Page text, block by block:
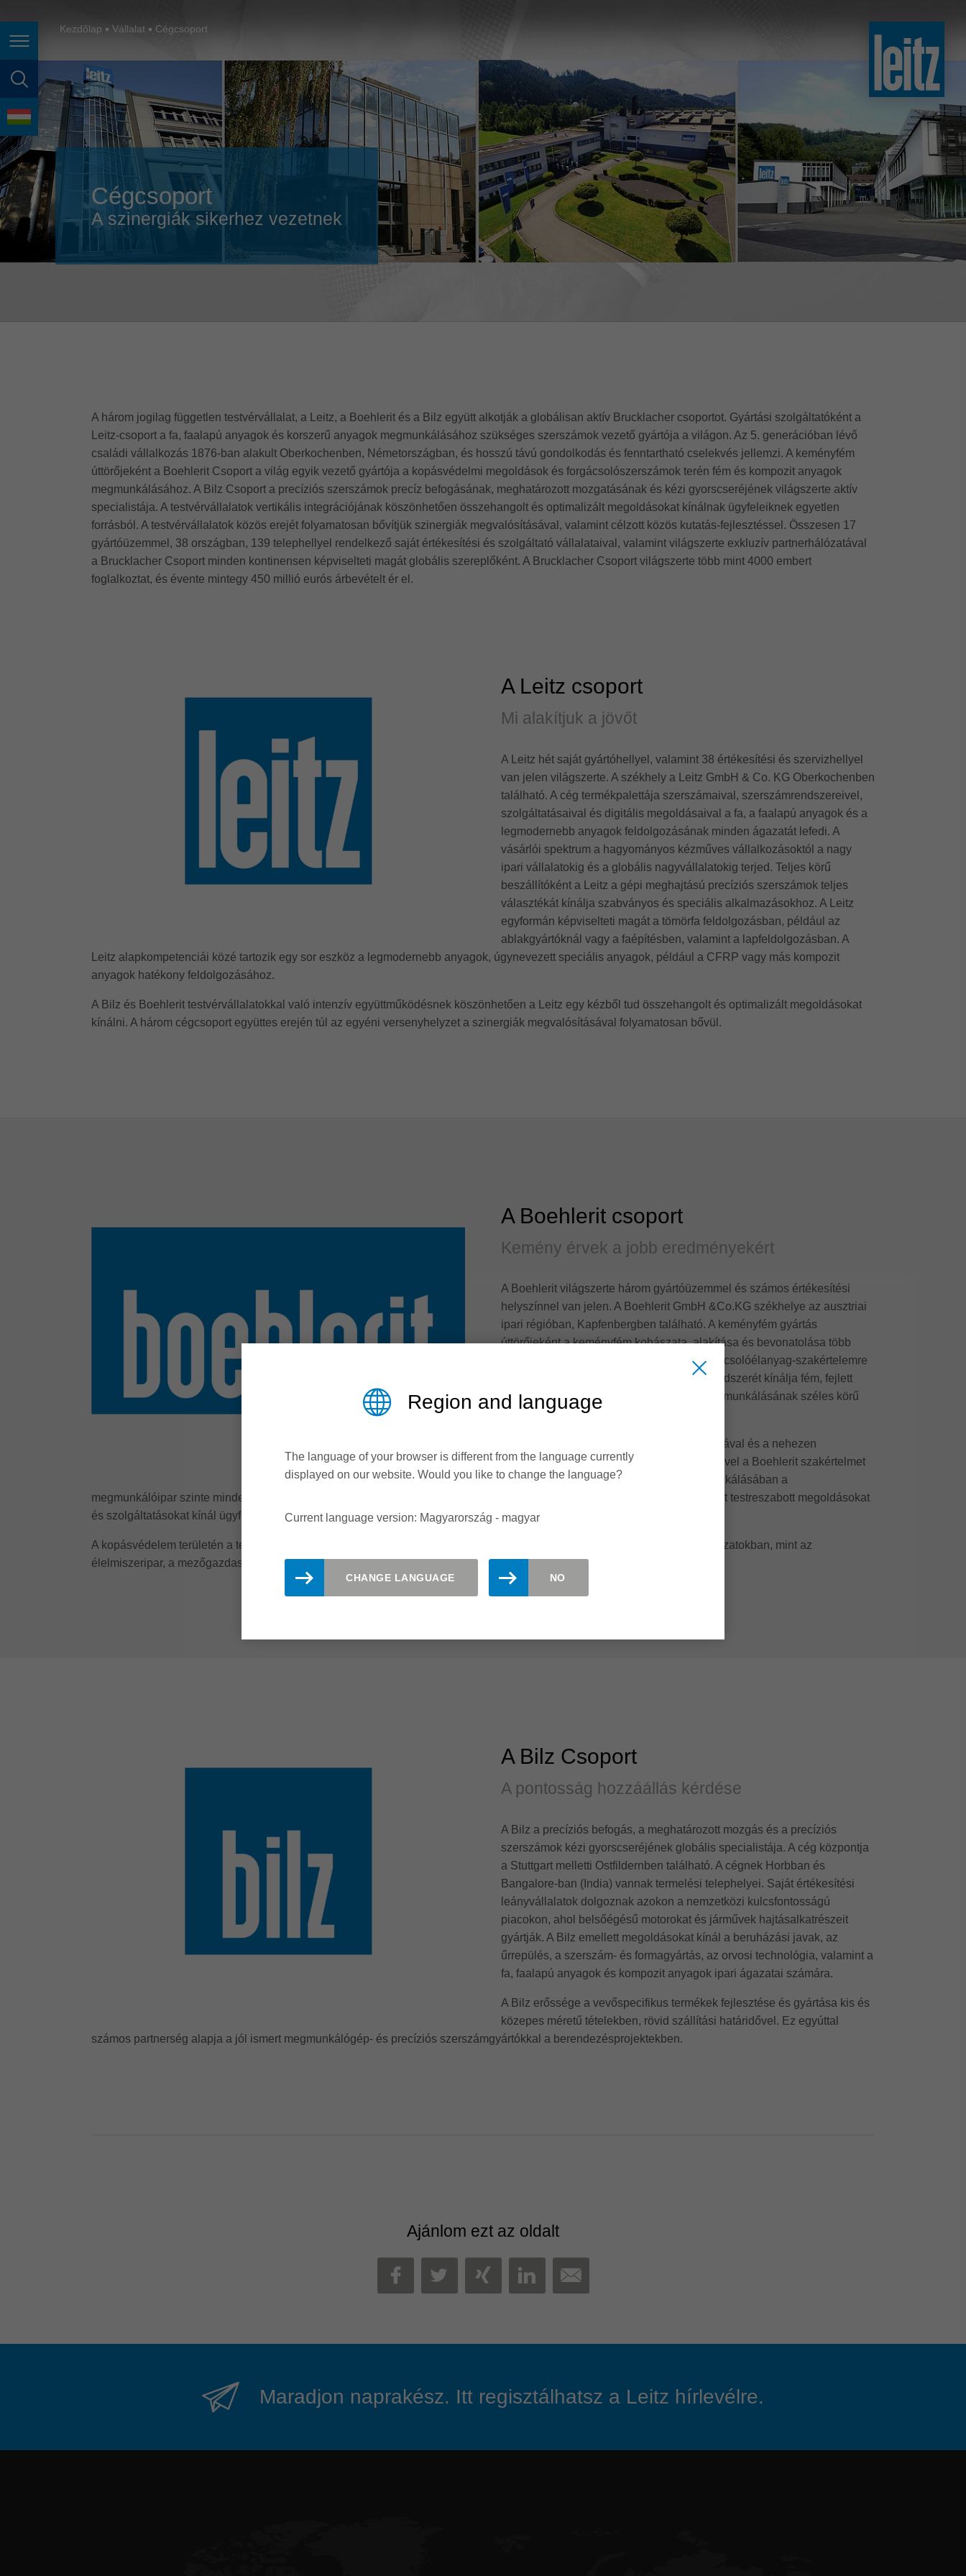
Oldalnavigáció
oldal keresése
nyelv
Great Britain english
Italia italiano
India english
Japan (日本) 日本語
Lietuva english
Magyarország
Malaysia
México
Türkiye türkçe
USA english
Việt Nam tiếng việt
中国
ประเทศไทย ไทย
Україна yкраїнська
Kezdőlap Vállalat Cégcsoport
Cégcsoport
A szinergiák sikerhez vezetnek
A három jogilag független testvérvállalat, a Leitz, a Boehlerit és a Bilz együtt alkotják a globálisan aktív Brucklacher csoportot. Gyártási szolgáltatóként a
Leitz-csoport a fa, faalapú anyagok és korszerű anyagok megmunkálásához szükséges szerszámok vezető gyártója a világon. Az 5. generációban lévő
családi vállalkozás 1876-ban alakult Oberkochenben, Németországban, és hosszú távú gondolkodás és fenntartható cselekvés jellemzi. A keményfém
úttörőjeként a Boehlerit Csoport a világ egyik vezető gyártója a kopásvédelmi megoldások és forgácsolószerszámok terén fém és kompozit anyagok
megmunkálásához. A Bilz Csoport a precíziós szerszámok precíz befogásának, meghatározott mozgatásának és kézi gyorscseréjének világszerte aktív
specialistája. A testvérvállalatok vertikális integrációjának köszönhetően összehangolt és optimalizált megoldásokat kínálnak ügyfeleiknek egyetlen
forrásból. A testvérvállalatok közös erejét folyamatosan bővítjük szinergiák megvalósításával, valamint célzott közös kutatás-fejlesztéssel. Összesen 17
gyártóüzemmel, 38 országban, 139 telephellyel rendelkező saját értékesítési és szolgáltató vállalataival, valamint világszerte exkluzív partnerhálózatával
a Brucklacher Csoport minden kontinensen képviselteti magát globális szereplőként. A Brucklacher Csoport világszerte több mint 4000 embert
foglalkoztat, és évente mintegy 450 millió eurós árbevételt ér el.
A Leitz csoport
Mi alakítjuk a jövőt
A Leitz hét saját gyártóhellyel, valamint 38 értékesítési és szervizhellyel
van jelen világszerte. A székhely a Leitz GmbH & Co. KG Oberkochenben
található. A cég termékpalettája szerszámaival, szerszámrendszereivel,
szolgáltatásaival és digitális megoldásaival a fa, a faalapú anyagok és a
legmodernebb anyagok feldolgozásának minden ágazatát lefedi. A
vásárlói spektrum a hagyományos kézműves vállalkozásoktól a nagy
ipari vállalatokig és a globális nagyvállalatokig terjed. Teljes körű
beszállítóként a Leitz a gépi meghajtású precíziós szerszámok teljes
választékát kínálja szabványos és speciális alkalmazásokhoz. A Leitz
egyformán képviselteti magát a tömörfa feldolgozásban, például az
ablakgyártóknál vagy a faépítésben, valamint a lapfeldolgozásban. A
Leitz alapkompetenciái közé tartozik egy sor eszköz a legmodernebb anyagok, úgynevezett speciális anyagok, például a CFRP vagy más kompozit
anyagok hatékony feldolgozásához.
A Bilz és Boehlerit testvérvállalatokkal való intenzív együttműködésnek köszönhetően a Leitz egy kézből tud összehangolt és optimalizált megoldásokat
kínálni. A három cégcsoport együttes erején túl az egyéni versenyhelyzet a szinergiák megvalósításával folyamatosan bővül.
A Boehlerit csoport
Kemény érvek a jobb eredményekért
A Boehlerit világszerte három gyártóüzemmel és számos értékesítési
helyszínnel van jelen. A Boehlerit GmbH &Co.KG székhelye az ausztriai
ipari régióban, Kapfenbergben található. A keményfém gyártás
úttörőjeként a keményfém kohászata, alakítása és bevonatolása több
mint 90 éve a vállalat fő profilja. Erre a forgácsolóélanyag-szakértelemre
alapozva a Boehlerit szerszámok átfogó rendszerét kínálja fém, fejlett
anyagok vagy fa, standard és speciális megmunkálásának széles körű
feladataihoz.
A szerszámtervezésben szerzett tapasztalatával és a nehezen
megmunkálható anyagok speciális ismeretével a Boehlerit szakértelmet
kínál a kifinomult alkatrészek teljes megmunkálásában a
megmunkálóipar szinte minden ágazata számára. Szerszámgyártók számára rendszer- és fejlesztési partnereként a Boehlerit testreszabott megoldásokat
és szolgáltatásokat kínál ügyfelei megmunkálási igényeihez.
A kopásvédelem területén a termékválaszték lefedi a legkülönfélébb és gyakran ügyfélspecifikus követelményeket olyan ágazatokban, mint az
élelmiszeripar, a mezőgazdaság, az olaj- és gázipar, a formázóipar és még sok más.
A Bilz Csoport
A pontosság hozzáállás kérdése
A Bilz a precíziós befogás, a meghatározott mozgás és a precíziós
szerszámok kézi gyorscseréjének globális specialistája. A cég központja
a Stuttgart melletti Ostfildernben található. A cégnek Horbban és
Bangalore-ban (India) vannak termelési telephelyei. Saját értékesítési
leányvállalatok dolgoznak azokon a nemzetközi kulcsfontosságú
piacokon, ahol belsőégésű motorokat és járművek hajtásalkatrészeit
gyártják. A Bilz emellett megoldásokat kínál a beruházási javak, az
űrrepülés, a szerszám- és formagyártás, az orvosi technológia, valamint a
fa, faalapú anyagok és kompozit anyagok ipari ágazatai számára.
A Bilz erőssége a vevőspecifikus termékek fejlesztése és gyártása kis és
közepes méretű tételekben, rövid szállítási határidővel. Ez egyúttal
számos partnerség alapja a jól ismert megmunkálógép- és precíziós szerszámgyártókkal a berendezésprojektekben.
Ajánlom ezt az oldalt
FACEBOOK
TWITTER
XINGLINKEDIN
MAIL
Maradjon naprakész. Itt regisztálhatsz a Leitz hírlevélre.
Region and language
The language of your browser is different from the language currently
displayed on our website. Would you like to change the language?
Current language version: Magyarország - magyar
CHANGE LANGUAGE NO